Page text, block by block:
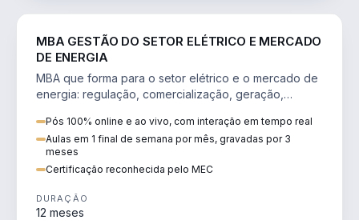
MBA GESTÃO DO SETOR ELÉTRICO E MERCADO
DE ENERGIA
MBA que forma para o setor elétrico e o mercado de
energia: regulação, comercialização, geração,
Pós 100% online e ao vivo, com interação em tempo real
Aulas em 1 final de semana por mês, gravadas por 3
meses
Certificação reconhecida pelo MEC
DURAÇÃO
12 meses